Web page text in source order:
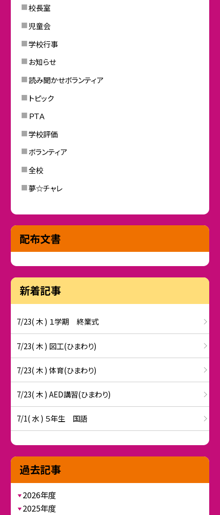
校長室
児童会
学校行事
お知らせ
読み聞かせボランティア
トピック
ＰＴＡ
学校評価
ボランティア
全校
夢☆チャレ
配布文書
新着記事
7/23( 木 ) １学期 終業式
7/23( 木 ) 図工(ひまわり)
7/23( 木 ) 体育(ひまわり)
7/23( 木 ) AED講習(ひまわり)
7/1( 水 ) ５年生 国語
過去記事
2026年度
2025年度